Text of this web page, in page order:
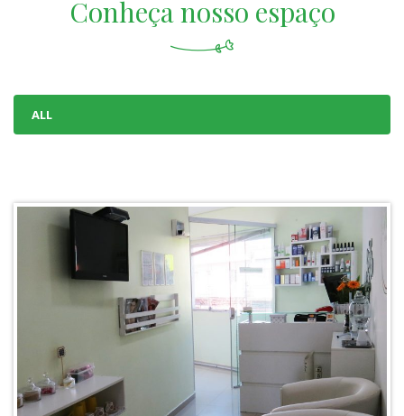
Conheça nosso espaço
ALL